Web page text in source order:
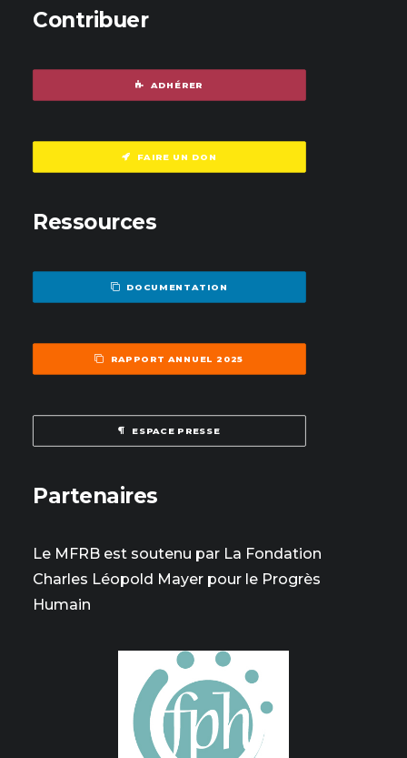
Contribuer
ADHÉRER
FAIRE UN DON
Ressources
DOCUMENTATION
RAPPORT ANNUEL 2025
ESPACE PRESSE
Partenaires
Le MFRB est soutenu par La Fondation
Charles Léopold Mayer pour le Progrès
Humain